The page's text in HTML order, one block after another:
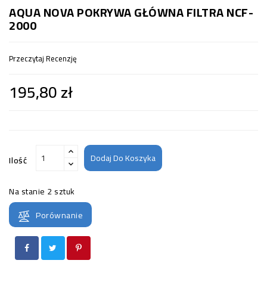
AQUA NOVA POKRYWA GŁÓWNA FILTRA NCF-
2000
Przeczytaj Recenzję
195,80 zł
Ilość Dodaj Do Koszyka
Na stanie 2 sztuk
Porównanie